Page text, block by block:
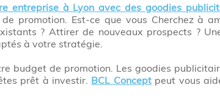
entreprise à Lyon avec des goodies
promotion. Est-ce que vous Cherchez à
? Attirer de nouveaux prospects ?
à votre stratégie.
budget de promotion. Les goodies
prêt à investir. BCL Conceptpeut vous